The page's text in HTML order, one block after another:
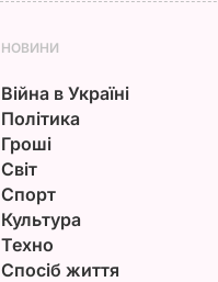
НОВИНИ
Війна в Україні
Політика
Гроші
Світ
Спорт
Культура
Техно
Спосіб життя